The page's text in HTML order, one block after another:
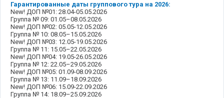
Гарантированные даты группового тура на 2026:
New! ДОП №01: 28.04-05.05.2026
Группа № 09: 01.05–08.05.2026
New! ДОП №02: 05.05-12.05.2026
Группа № 10: 08.05–15.05.2026
New! ДОП №03: 12.05-19.05.2026
Группа № 11: 15.05–22.05.2026
New! ДОП №04: 19.05-26.05.2026
Группа № 12: 22.05–29.05.2026
New! ДОП №05: 01.09-08.09.2026
Группа № 13: 11.09–18.09.2026
New! ДОП №06: 15.09-22.09.2026
Группа № 14: 18.09–25.09.2026